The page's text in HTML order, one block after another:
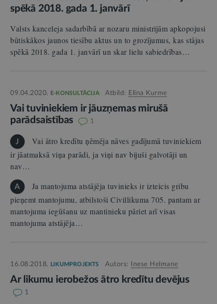
spēkā 2018. gada 1. janvārī
Valsts kanceleja sadarbībā ar nozaru ministrijām apkopojusi
būtiskākos jaunos tiesību aktus un to grozījumus, kas stājas
spēkā 2018. gada 1. janvārī un skar lielu sabiedrības…
09.04.2020. E-KONSULTĀCIJA Atbild: Elīna Kurme
Vai tuviniekiem ir jāuzņemas mirušā
parādsaistības
1
J
Vai ātro kredītu ņēmēja nāves gadījumā tuviniekiem
ir jāatmaksā viņa parādi, ja viņi nav bijuši galvotāji un
nav…
A
Ja mantojuma atstājēja tuvinieks ir izteicis gribu
pieņemt mantojumu, atbilstoši Civillikuma 705. pantam ar
mantojuma iegūšanu uz mantinieku pāriet arī visas
mantojuma atstājēja…
16.08.2018. LIKUMPROJEKTS Autors: Inese Helmane
Ar likumu ierobežos ātro kredītu devējus
1